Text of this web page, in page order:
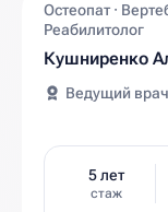
Остеопат ·
Реабилитолог
Кушниренко
Ведущий врач
5 лет
стаж